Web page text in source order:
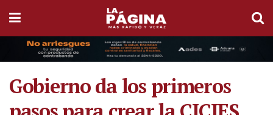
Gobierno da los primeros